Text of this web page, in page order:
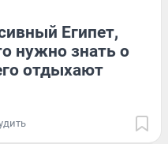
Египет,
нужно знать о
отдыхают